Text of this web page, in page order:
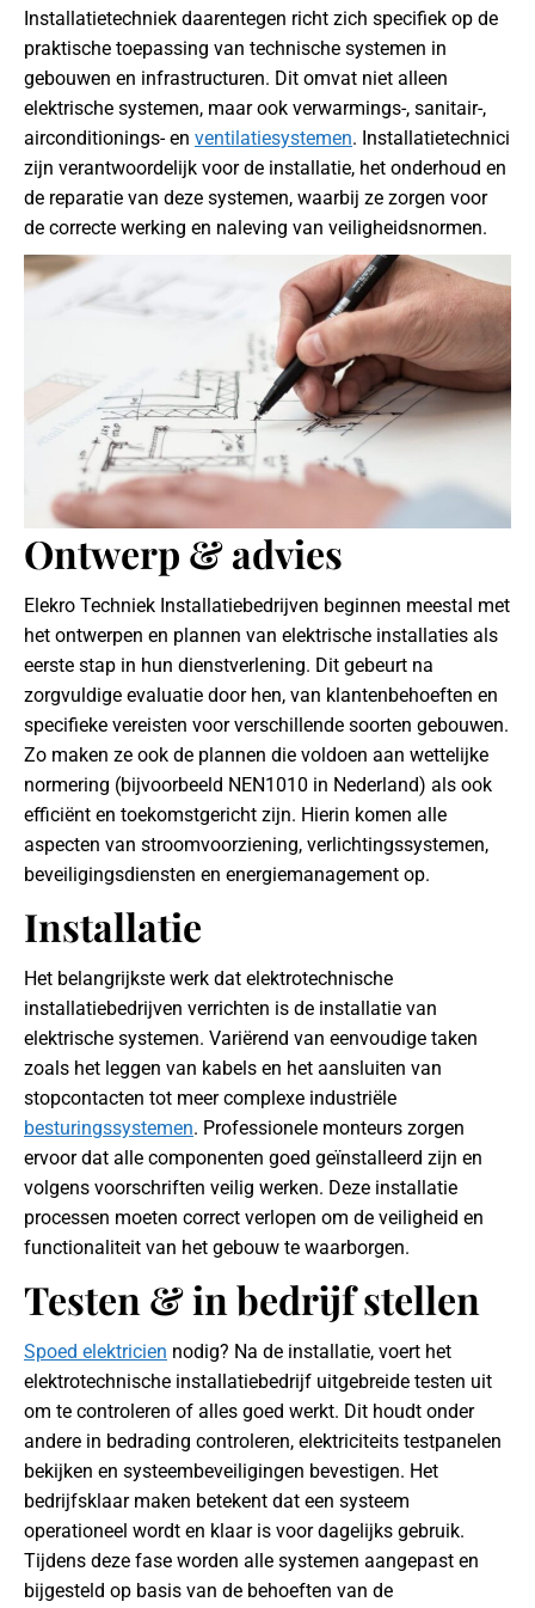
Installatietechniek daarentegen richt zich specifiek op de
praktische toepassing van technische systemen in
gebouwen en infrastructuren. Dit omvat niet alleen
elektrische systemen, maar ook verwarmings-, sanitair-,
airconditionings- en ventilatiesystemen. Installatietechnici
zijn verantwoordelijk voor de installatie, het onderhoud en
de reparatie van deze systemen, waarbij ze zorgen voor
de correcte werking en naleving van veiligheidsnormen.
Ontwerp & advies
Elekro Techniek Installatiebedrijven beginnen meestal met
het ontwerpen en plannen van elektrische installaties als
eerste stap in hun dienstverlening. Dit gebeurt na
zorgvuldige evaluatie door hen, van klantenbehoeften en
specifieke vereisten voor verschillende soorten gebouwen.
Zo maken ze ook de plannen die voldoen aan wettelijke
normering (bijvoorbeeld NEN1010 in Nederland) als ook
efficiënt en toekomstgericht zijn. Hierin komen alle
aspecten van stroomvoorziening, verlichtingssystemen,
beveiligingsdiensten en energiemanagement op.
Installatie
Het belangrijkste werk dat elektrotechnische
installatiebedrijven verrichten is de installatie van
elektrische systemen. Variërend van eenvoudige taken
zoals het leggen van kabels en het aansluiten van
stopcontacten tot meer complexe industriële
besturingssystemen. Professionele monteurs zorgen
ervoor dat alle componenten goed geïnstalleerd zijn en
volgens voorschriften veilig werken. Deze installatie
processen moeten correct verlopen om de veiligheid en
functionaliteit van het gebouw te waarborgen.
Testen & in bedrijf stellen
Spoed elektricien nodig? Na de installatie, voert het
elektrotechnische installatiebedrijf uitgebreide testen uit
om te controleren of alles goed werkt. Dit houdt onder
andere in bedrading controleren, elektriciteits testpanelen
bekijken en systeembeveiligingen bevestigen. Het
bedrijfsklaar maken betekent dat een systeem
operationeel wordt en klaar is voor dagelijks gebruik.
Tijdens deze fase worden alle systemen aangepast en
bijgesteld op basis van de behoeften van de